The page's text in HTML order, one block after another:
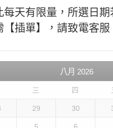
每天有限量，所選日
【插單】，請致電客
八月 2026
三 四
29 30
5 6